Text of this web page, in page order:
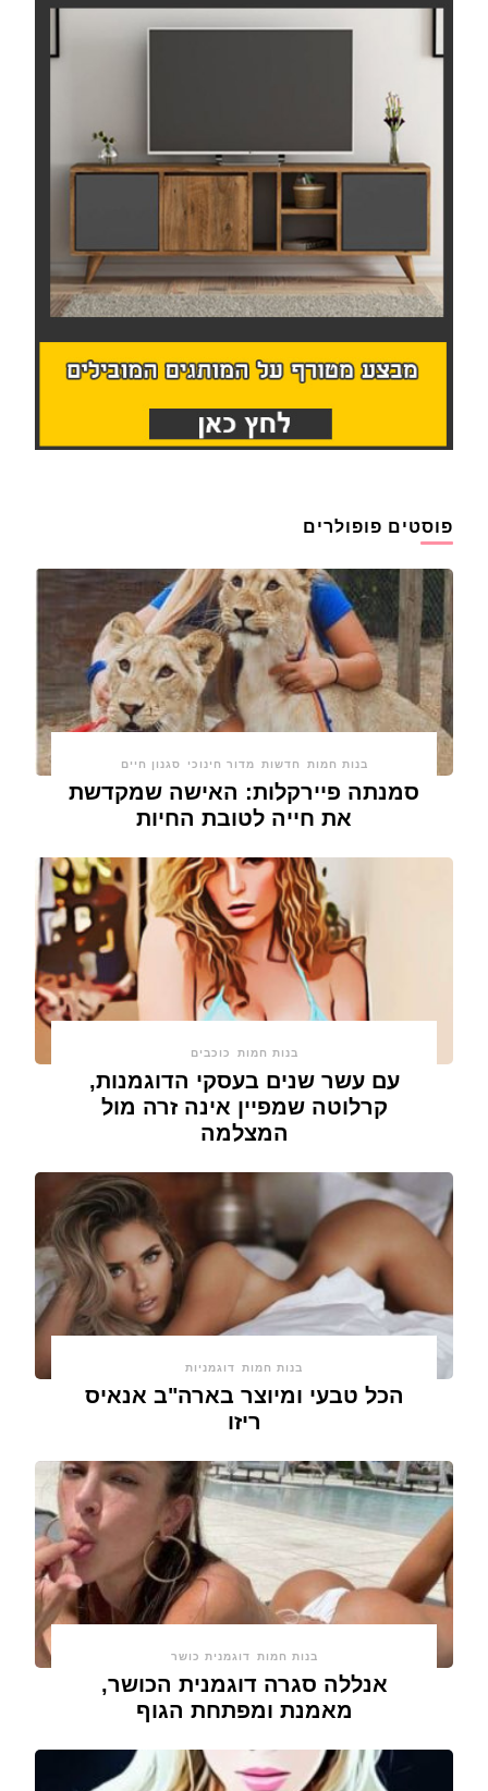
פוסטים פופולרים
בנות חמות חדשות מדור חינוכי סגנון חיים
סמנתה פיירקלות: האישה שמקדשת
את חייה לטובת החיות
בנות חמות כוכבים
עם עשר שנים בעסקי הדוגמנות,
קרלוטה שמפיין אינה זרה מול
המצלמה
בנות חמות דוגמניות
הכל טבעי ומיוצר בארה"ב אנאיס
ריזו
בנות חמות דוגמנית כושר
אנללה סגרה דוגמנית הכושר,
מאמנת ומפתחת הגוף